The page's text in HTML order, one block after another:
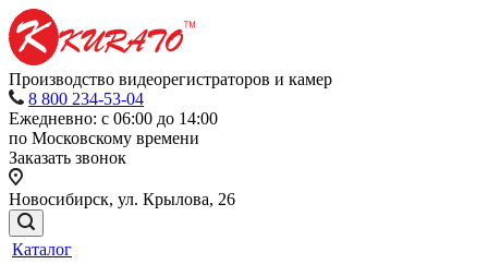
Производство видеорегистраторов и камер
8 800 234-53-04
Ежедневно: с 06:00 до 14:00
по Московскому времени
Заказать звонок
Новосибирск, ул. Крылова, 26
Каталог